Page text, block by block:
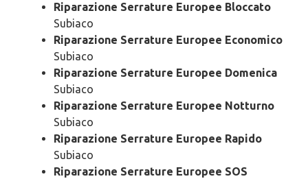
Riparazione Serrature Europee Bloccato
Subiaco
Riparazione Serrature Europee Economico
Subiaco
Riparazione Serrature Europee Domenica
Subiaco
Riparazione Serrature Europee Notturno
Subiaco
Riparazione Serrature Europee Rapido
Subiaco
Riparazione Serrature Europee SOS